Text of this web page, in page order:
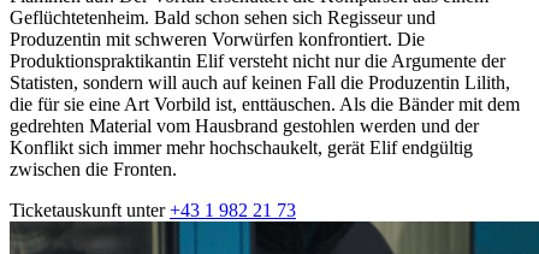
Geflüchtetenheim. Bald schon sehen sich Regisseur und
Produzentin mit schweren Vorwürfen konfrontiert. Die
Produktionspraktikantin Elif versteht nicht nur die Argumente der
Statisten, sondern will auch auf keinen Fall die Produzentin Lilith,
die für sie eine Art Vorbild ist, enttäuschen. Als die Bänder mit dem
gedrehten Material vom Hausbrand gestohlen werden und der
Konflikt sich immer mehr hochschaukelt, gerät Elif endgültig
zwischen die Fronten.
Ticketauskunft unter+43 1 982 21 73